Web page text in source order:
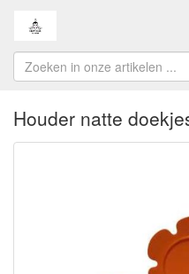
Houder natte